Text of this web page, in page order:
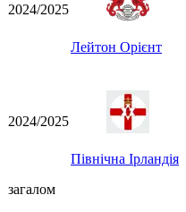
2024/2025
Лейтон Орієнт
2024/2025
Північна Ірландія
загалом